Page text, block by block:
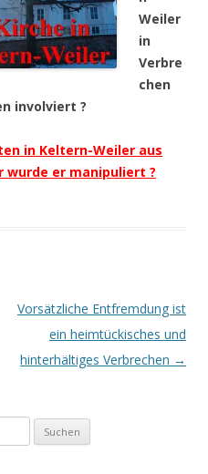
Weiler
in
Verbre
chen
involviert ?
in Keltern-Weiler aus
wurde er manipuliert ?
Vorsätzliche Entfremdung ist
ein heimtückisches und
hinterhältiges Verbrechen →